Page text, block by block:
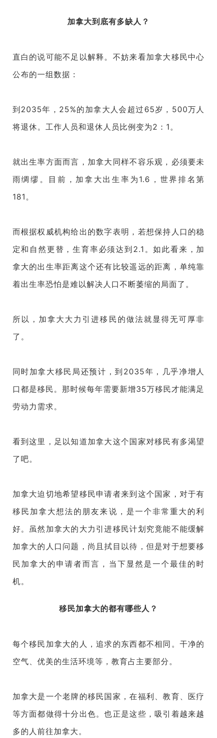
加拿大到底有多缺人？
直白的说可能不足以解释。不妨来看加拿大移民中心
公布的一组数据：
到2035年，25%的加拿大人会超过65岁，500万人
将退休。工作人员和退休人员比例变为2：1。
就出生率方面而言，加拿大同样不容乐观，必须要未
雨绸缪。目前，加拿大出生率为1.6，世界排名第
181。
而根据权威机构给出的数字表明，若想保持人口的稳
定和自然更替，生育率必须达到2.1。如此看来，加
拿大的出生率距离这个还有比较遥远的距离，单纯靠
着出生率恐怕是难以解决人口不断萎缩的局面了。
所以，加拿大大力引进移民的做法就显得无可厚非
了。
同时加拿大移民局还预计，到2035年，几乎净增人
口都是移民。那时候每年需要新增35万移民才能满足
劳动力需求。
看到这里，足以知道加拿大这个国家对移民有多渴望
了吧。
加拿大迫切地希望移民申请者来到这个国家，对于有
移民加拿大想法的朋友来说，是一个非常重大的利
好。虽然加拿大的大力引进移民计划究竟能不能缓解
加拿大的人口问题，尚且拭目以待，但是对于想要移
民加拿大的申请者而言，当下显然是一个最佳的时
机。
移民加拿大的都有哪些人？
每个移民加拿大的人，追求的东西都不相同。干净的
空气、优美的生活环境等，教育占主要部分。
加拿大是一个老牌的移民国家，在福利、教育、医疗
等方面都做得十分出色。也正是这些，吸引着越来越
多的人前往加拿大。